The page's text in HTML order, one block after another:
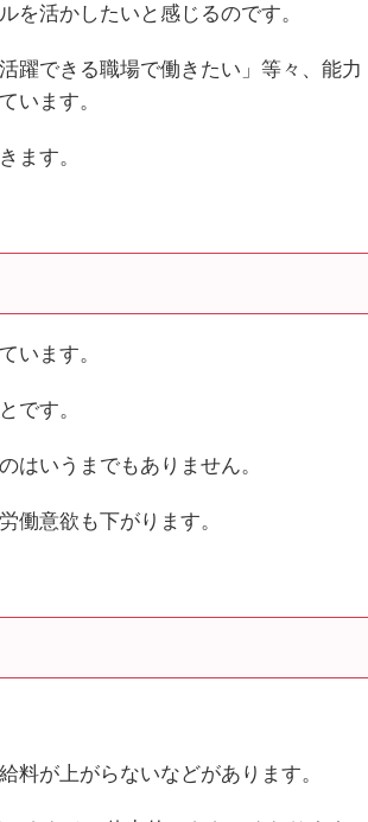
を活かしたいと感じるのです。
躍できる職場で働きたい」等々、能力
います。
ます。
います。
です。
はいうまでもありません。
働意欲も下がります。
料が上がらないなどがあります。